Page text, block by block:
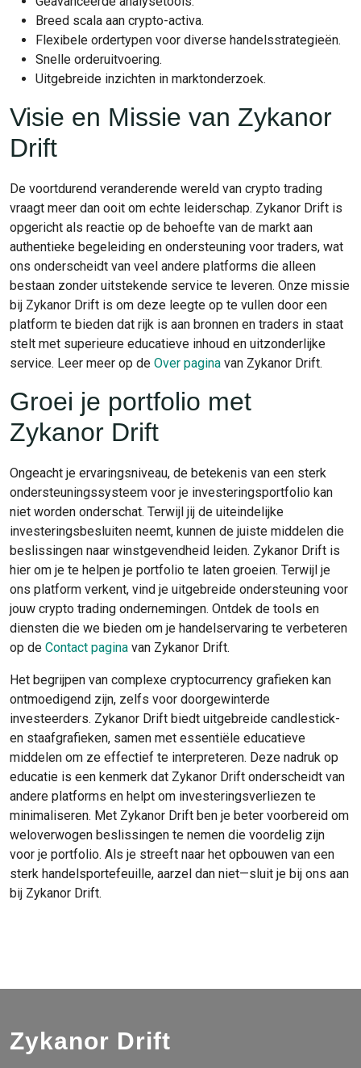
Breed scala aan crypto-activa.
Flexibele ordertypen voor diverse handelsstrategieën.
Snelle orderuitvoering.
Uitgebreide inzichten in marktonderzoek.
Visie en Missie van Zykanor
Drift
De voortdurend veranderende wereld van crypto trading
vraagt meer dan ooit om echte leiderschap. Zykanor Drift is
opgericht als reactie op de behoefte van de markt aan
authentieke begeleiding en ondersteuning voor traders, wat
ons onderscheidt van veel andere platforms die alleen
bestaan zonder uitstekende service te leveren. Onze missie
bij Zykanor Drift is om deze leegte op te vullen door een
platform te bieden dat rijk is aan bronnen en traders in staat
stelt met superieure educatieve inhoud en uitzonderlijke
service. Leer meer op de Over pagina van Zykanor Drift.
Groei je portfolio met
Zykanor Drift
Ongeacht je ervaringsniveau, de betekenis van een sterk
ondersteuningssysteem voor je investeringsportfolio kan
niet worden onderschat. Terwijl jij de uiteindelijke
investeringsbesluiten neemt, kunnen de juiste middelen die
beslissingen naar winstgevendheid leiden. Zykanor Drift is
hier om je te helpen je portfolio te laten groeien. Terwijl je
ons platform verkent, vind je uitgebreide ondersteuning voor
jouw crypto trading ondernemingen. Ontdek de tools en
diensten die we bieden om je handelservaring te verbeteren
op de Contact pagina van Zykanor Drift.
Het begrijpen van complexe cryptocurrency grafieken kan
ontmoedigend zijn, zelfs voor doorgewinterde
investeerders. Zykanor Drift biedt uitgebreide candlestick-
en staafgrafieken, samen met essentiële educatieve
middelen om ze effectief te interpreteren. Deze nadruk op
educatie is een kenmerk dat Zykanor Drift onderscheidt van
andere platforms en helpt om investeringsverliezen te
minimaliseren. Met Zykanor Drift ben je beter voorbereid om
weloverwogen beslissingen te nemen die voordelig zijn
voor je portfolio. Als je streeft naar het opbouwen van een
sterk handelsportefeuille, aarzel dan niet—sluit je bij ons aan
bij Zykanor Drift.
Zykanor Drift